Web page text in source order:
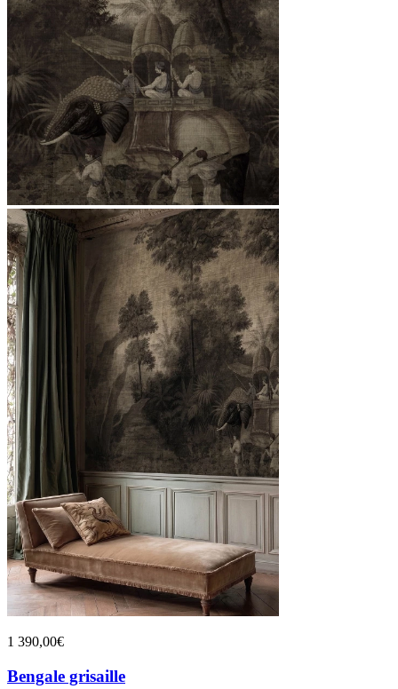
1 390,00€
Bengale grisaille